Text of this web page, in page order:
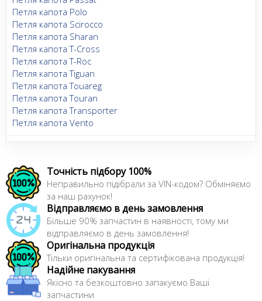
Петля капота Polo
Петля капота Scirocco
Петля капота Sharan
Петля капота T-Cross
Петля капота T-Roc
Петля капота Tiguan
Петля капота Touareg
Петля капота Touran
Петля капота Transporter
Петля капота Vento
Точність підбору 100%
Неправильно підібрали за VIN-кодом? Обміняємо
за наш рахунок!
Відправляємо в день замовлення
Більше 90% запчастин в наявності, тому ми
відправляємо в день замовлення!
Оригінальна продукція
Тільки оригінальна та сертифікована продукція!
Надійне пакування
Якісно та безкоштовно запакуємо Ваші
запчастини